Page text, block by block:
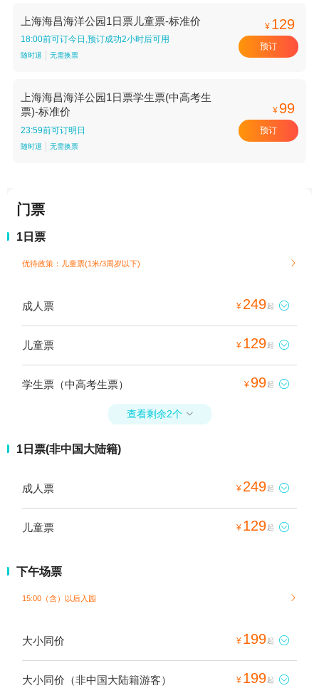
上海海昌海洋公园1日票儿童票-标准价
18:00前可订今日,预订成功2小时后可用
随时退 无需换票
¥ 129
预订
上海海昌海洋公园1日票学生票(中高考生
票)-标准价
23:59前可订明日
随时退 无需换票
¥ 99
预订
门票
1日票
优待政策：儿童票(1米/3周岁以下) 
成人票 ¥ 249起 
儿童票 ¥ 129起 
学生票（中高考生票） ¥ 99起 
查看剩余2个 
1日票(非中国大陆籍)
成人票 ¥ 249起 
儿童票 ¥ 129起 
下午场票
15:00（含）以后入园 
大小同价 ¥ 199起 
大小同价（非中国大陆籍游客） ¥ 199起 